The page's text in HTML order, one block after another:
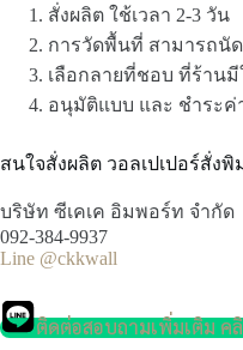
สั่งผลิต ใช้เวลา 2-3 วัน
การวัดพื้นที่ สามารถนั
เลือกลายที่ชอบ ที่ร้าน
อนุมัติแบบ และ ชำระค่
สนใจสั่งผลิต วอลเปเปอร์สั่งพิ
บริษัท ซีเคเค อิมพอร์ท จำกัด
092-384-9937
Line @ckkwall
ติดต่อสอบถามเพิ่มเติม ค